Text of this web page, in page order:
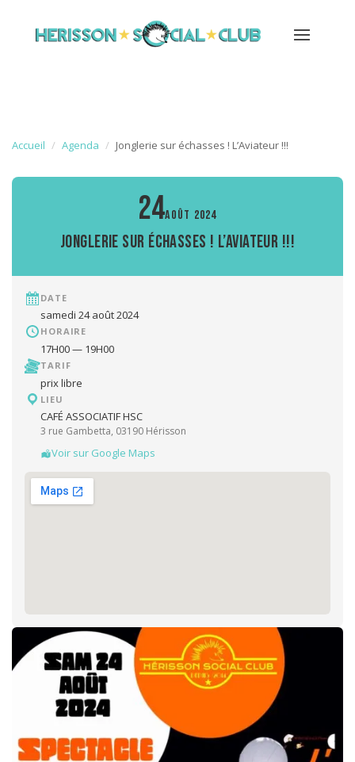
Accueil Agenda Jonglerie sur échasses ! L’Aviateur !!!
24AOÛT 2024
Jonglerie sur échasses ! L’Aviateur !!!
DATE
samedi 24 août 2024
HORAIRE
17H00 — 19H00
TARIF
prix libre
LIEU
CAFÉ ASSOCIATIF HSC
3 rue Gambetta, 03190 Hérisson
Voir sur Google Maps